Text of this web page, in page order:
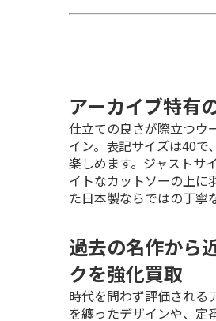
アーカイブ特有
仕立ての良さが際立つウ
イン。表記サイズは40で
楽しめます。ジャストサ
イトなカットソーの上に
た日本製ならではの丁寧
過去の名作から
クを強化買取
時代を問わず評価される
を纏ったデザインや、定